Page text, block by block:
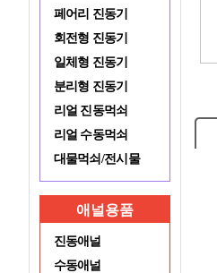
페어리 진동기
회전형 진동기
일체형 진동기
분리형 진동기
리얼 진동먹쇠
리얼 수동먹쇠
대물먹쇠/전시물
애널용품
진동애널
수동애널